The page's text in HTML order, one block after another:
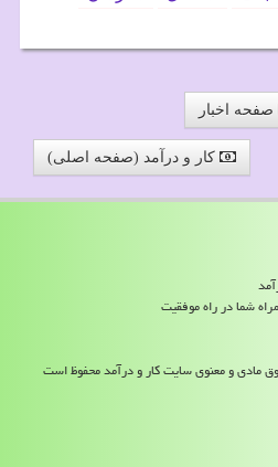
صفحه اخبار
کار و درآمد (صفحه اصلی)
شما در راه موفقیت